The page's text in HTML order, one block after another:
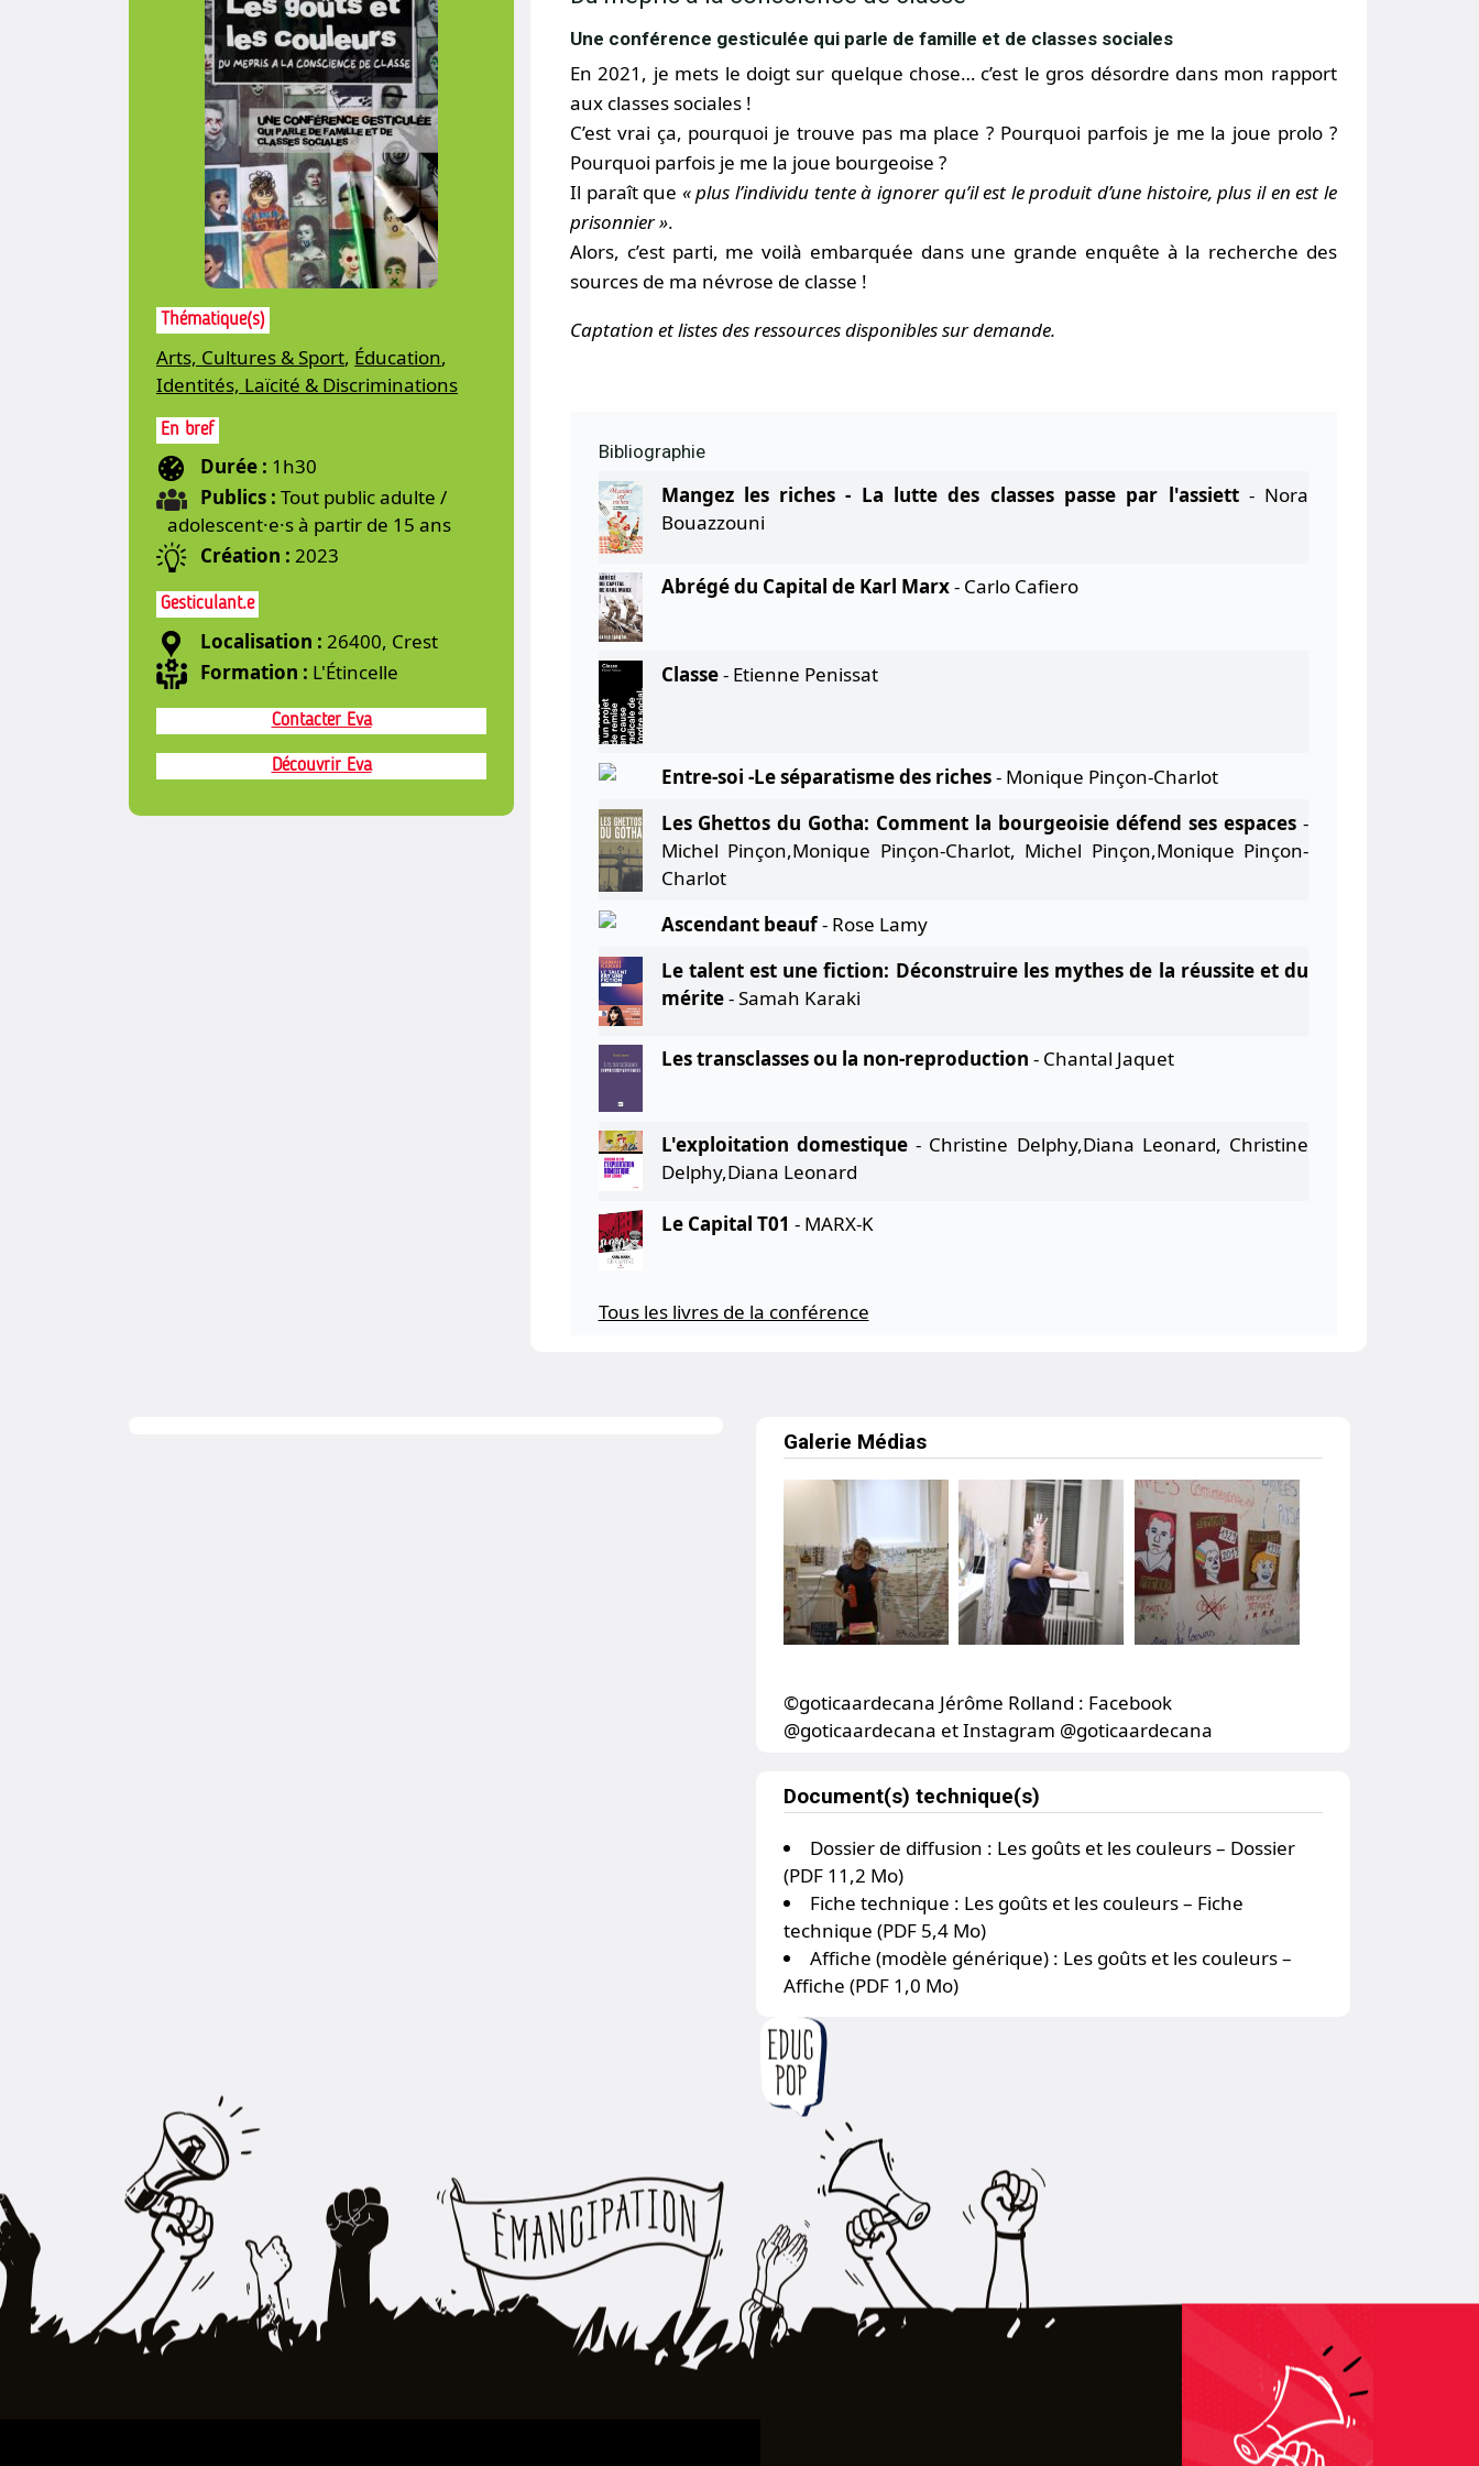
Thématique(s)
Arts, Cultures & Sport, Éducation,
Identités, Laïcité & Discriminations
En bref
Durée : 1h30
Publics : Tout public adulte /
adolescent·e·s à partir de 15 ans
Création : 2023
Gesticulant.e
Localisation : 26400, Crest
Formation : L'Étincelle
Contacter Eva
Découvrir Eva
Une conférence gesticulée qui parle de famille et de classes sociales
En 2021, je mets le doigt sur quelque chose… c’est le gros désordre dans mon rapport
aux classes sociales !
C’est vrai ça, pourquoi je trouve pas ma place ? Pourquoi parfois je me la joue prolo ?
Pourquoi parfois je me la joue bourgeoise ?
Il paraît que « plus l’individu tente à ignorer qu’il est le produit d’une histoire, plus il en est le
prisonnier ».
Alors, c’est parti, me voilà embarquée dans une grande enquête à la recherche des
sources de ma névrose de classe !
Captation et listes des ressources disponibles sur demande.
Bibliographie
Mangez les riches - La lutte des classes passe par l'assiett- Nora
Bouazzouni
Abrégé du Capital de Karl Marx- Carlo Cafiero
Classe- Etienne Penissat
Entre-soi -Le séparatisme des riches- Monique Pinçon-Charlot
Les Ghettos du Gotha: Comment la bourgeoisie défend ses espaces -
Michel Pinçon,Monique Pinçon-Charlot, Michel Pinçon,Monique Pinçon-
Charlot
Ascendant beauf- Rose Lamy
Le talent est une fiction: Déconstruire les mythes de la réussite et du
mérite- Samah Karaki
Les transclasses ou la non-reproduction - Chantal Jaquet
L'exploitation domestique- Christine Delphy,Diana Leonard, Christine
Delphy,Diana Leonard
Le Capital T01 - MARX-K
Tous les livres de la conférence
Galerie Médias
©goticaardecana Jérôme Rolland : Facebook
@goticaardecana etInstagram @goticaardecana
Document(s) technique(s)
Dossier de diffusion : Les goûts et les couleurs – Dossier
(PDF 11,2 Mo)
Fiche technique : Les goûts et les couleurs – Fiche
technique (PDF 5,4 Mo)
Affiche (modèle générique) : Les goûts et les couleurs –
Affiche (PDF 1,0 Mo)